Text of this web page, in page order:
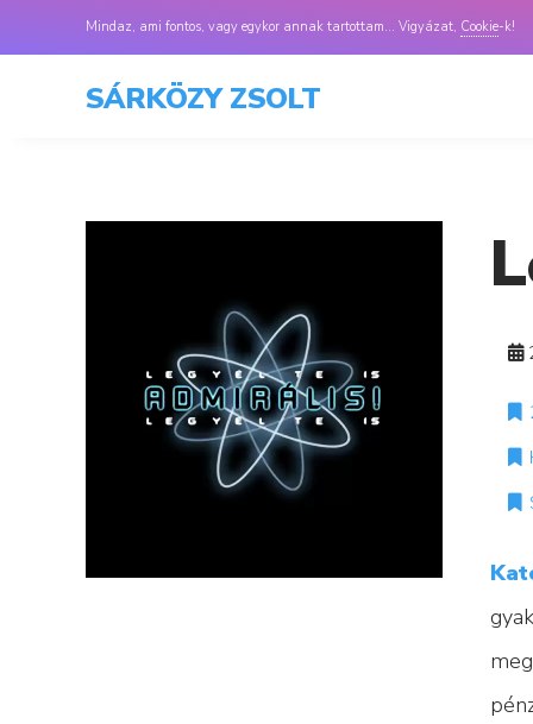
Mindaz, ami fontos, vagy egykor annak tartottam... Vigyázat, Cookie-k!
SÁRKÖZY ZSOLT